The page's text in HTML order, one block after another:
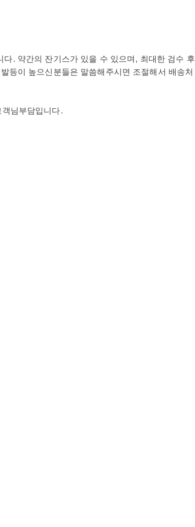
. 약간의 잔기스가 있을 수 있으며, 최대한 검수 후
등이 높으신분들은 말씀해주시면 조절해서 배송처
님부담입니다.